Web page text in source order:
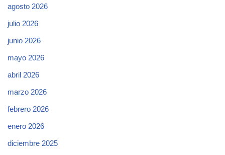
agosto 2026
julio 2026
junio 2026
mayo 2026
abril 2026
marzo 2026
febrero 2026
enero 2026
diciembre 2025